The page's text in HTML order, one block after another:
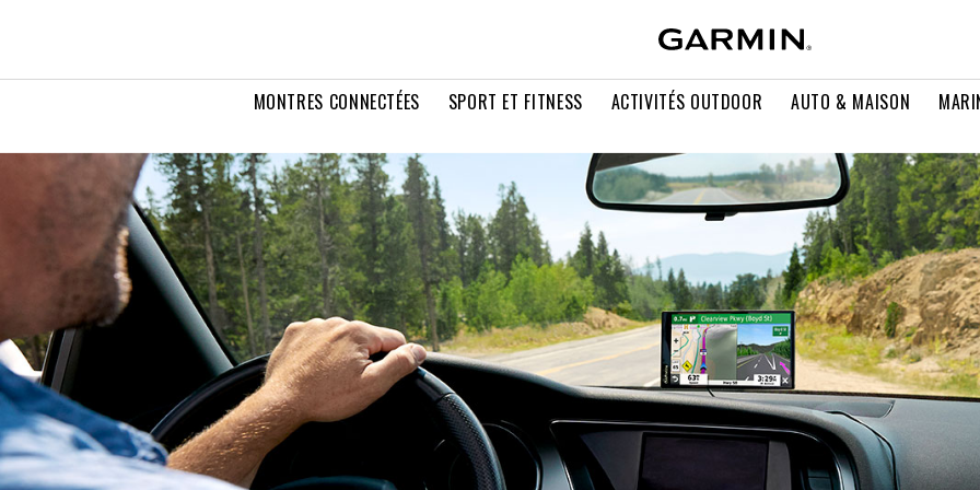
MONTRES CONNECTÉES SPORT ET FITNESS ACTIVITÉS OUTDOOR AUTO & MAISON